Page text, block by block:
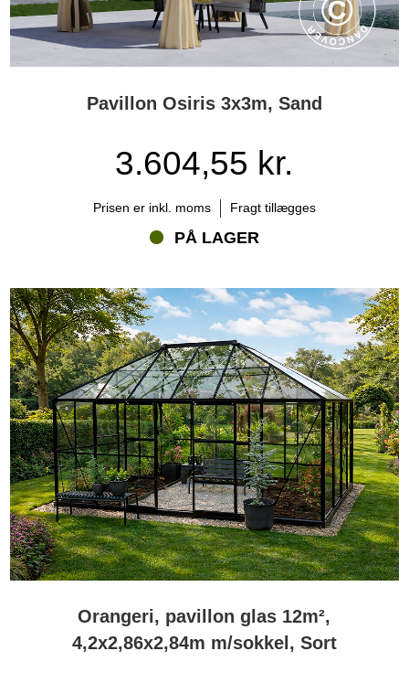
Pavillon Osiris 3x3m, Sand
3.604,55 kr.
Prisen er inkl. moms Fragt tillægges
PÅ LAGER
Orangeri, pavillon glas 12m²,
4,2x2,86x2,84m m/sokkel, Sort